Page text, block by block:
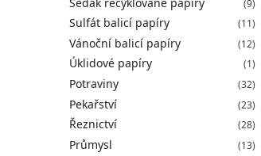
(9)
Sulfát balicí papíry (11)
Vánoční balicí papíry (12)
Úklidové papíry (1)
Potraviny (32)
Pekařství (23)
Řeznictví (28)
Průmysl (13)